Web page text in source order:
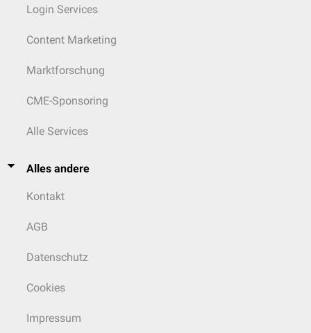
Login Services
Content Marketing
Marktforschung
CME-Sponsoring
Alle Services
Alles andere
Kontakt
AGB
Datenschutz
Cookies
Impressum